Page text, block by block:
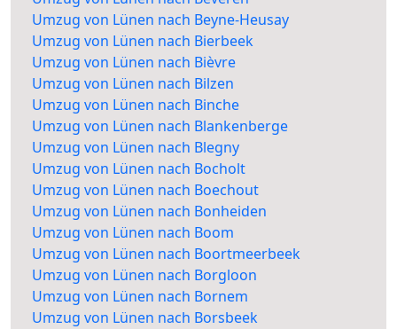
Umzug von Lünen nach Beyne-Heusay
Umzug von Lünen nach Bierbeek
Umzug von Lünen nach Bièvre
Umzug von Lünen nach Bilzen
Umzug von Lünen nach Binche
Umzug von Lünen nach Blankenberge
Umzug von Lünen nach Blegny
Umzug von Lünen nach Bocholt
Umzug von Lünen nach Boechout
Umzug von Lünen nach Bonheiden
Umzug von Lünen nach Boom
Umzug von Lünen nach Boortmeerbeek
Umzug von Lünen nach Borgloon
Umzug von Lünen nach Bornem
Umzug von Lünen nach Borsbeek